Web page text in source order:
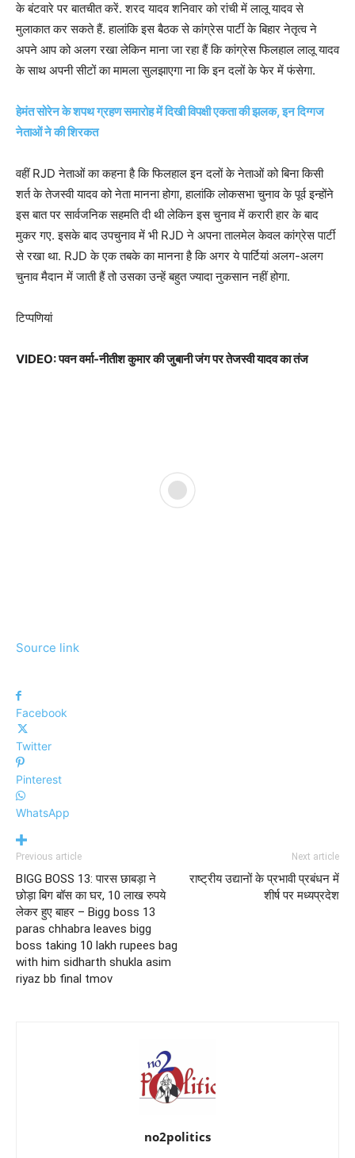
के बंटवारे पर बातचीत करें. शरद यादव शनिवार को रांची में लालू यादव से
मुलाकात कर सकते हैं. हालांकि इस बैठक से कांग्रेस पार्टी के बिहार नेतृत्व ने
अपने आप को अलग रखा लेकिन माना जा रहा हैं कि कांग्रेस फिलहाल लालू यादव
के साथ अपनी सीटों का मामला सुलझाएगा ना कि इन दलों के फेर में फंसेगा.
हेमंत सोरेन के शपथ ग्रहण समारोह में दिखी विपक्षी एकता की झलक, इन दिग्गज
नेताओं ने की शिरकत
वहीं RJD नेताओं का कहना है कि फिलहाल इन दलों के नेताओं को बिना किसी
शर्त के तेजस्वी यादव को नेता मानना होगा, हालांकि लोकसभा चुनाव के पूर्व इन्होंने
इस बात पर सार्वजनिक सहमति दी थी लेकिन इस चुनाव में करारी हार के बाद
मुकर गए. इसके बाद उपचुनाव में भी RJD ने अपना तालमेल केवल कांग्रेस पार्टी
से रखा था. RJD के एक तबके का मानना है कि अगर ये पार्टियां अलग-अलग
चुनाव मैदान में जाती हैं तो उसका उन्हें बहुत ज्यादा नुकसान नहीं होगा.
टिप्पणियां
VIDEO: पवन वर्मा-नीतीश कुमार की जुबानी जंग पर तेजस्वी यादव का तंज
Source link
Facebook
Twitter
Pinterest
WhatsApp
Previous article
BIGG BOSS 13: पारस छाबड़ा ने
छोड़ा बिग बॉस का घर, 10 लाख रुपये
लेकर हुए बाहर – Bigg boss 13
paras chhabra leaves bigg
boss taking 10 lakh rupees bag
with him sidharth shukla asim
riyaz bb final tmov
Next article
राष्ट्रीय उद्यानों के प्रभावी प्रबंधन में
शीर्ष पर मध्यप्रदेश
no2politics